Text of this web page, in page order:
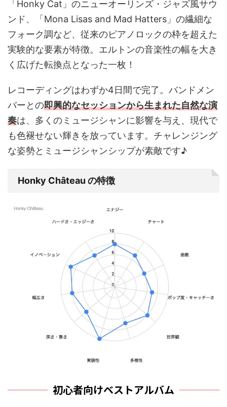
「Honky Cat」のニューオーリンズ・ジャズ風サウ
ンド、「Mona Lisas and Mad Hatters」の繊細な
フォーク調など、従来のピアノロックの枠を超えた
実験的な要素が特徴。エルトンの音楽性の幅を大き
く広げた転換点となった一枚！
レコーディングはわずか4日間で完了。バンドメン
バーとの即興的なセッションから生まれた自然な演
奏は、多くのミュージシャンに影響を与え、現代で
も色褪せない輝きを放っています。チャレンジング
な姿勢とミュージシャンシップが素敵です♪
Honky Château の特徴
初心者向けベストアルバム